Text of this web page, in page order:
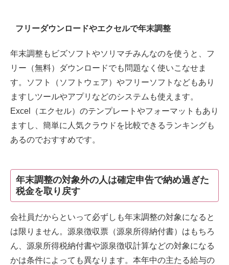
フリーダウンロードやエクセルで年末調整
年末調整もビズソフトやソリマチみんなのを使うと、フ
リー（無料）ダウンロードでも問題なく使いこなせま
す。ソフト（ソフトウェア）やフリーソフトなどもあり
ますしツールやアプリなどのシステムも使えます。
Excel（エクセル）のテンプレートやフォーマットもあり
ますし、簡単に人気クラウドを比較できるランキングも
あるのでおすすめです。
年末調整の対象外の人は確定申告で納め過ぎた
税金を取り戻す
会社員だからといって必ずしも年末調整の対象になると
は限りません。源泉徴収票（源泉所得納付書）はもちろ
ん、源泉所得税納付書や源泉徴収計算などの対象になる
かは条件によっても異なります。本年中の主たる給与の